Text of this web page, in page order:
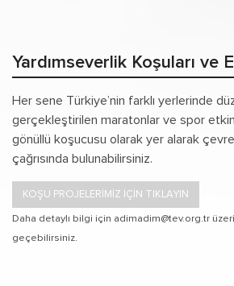
Yardımseverlik Koşuları ve
Her sene Türkiye’nin farklı yerlerinde
gerçekleştirilen maratonlar ve spor
gönüllü koşucusu olarak yer alarak
çağrısında bulunabilirsiniz.
KOŞU PROJELERİMİZ İÇİN TIKLAYIN
Daha detaylı bilgi için adimadim@tev.org.tr
geçebilirsiniz.